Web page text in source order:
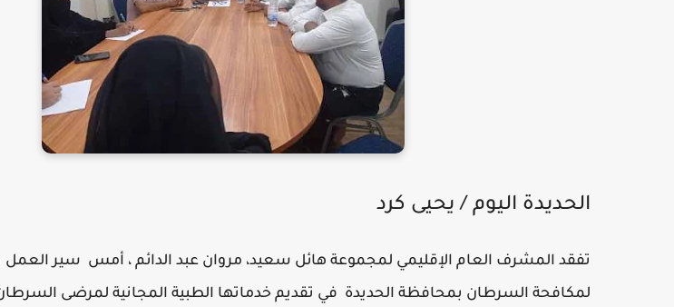
الحديدة اليوم / يحيى كرد
تفقد المشرف العام الإقليمي لمجموعة هائل سعيد، مروان عبد الدائم ، أمس سير
لمكافحة السرطان بمحافظة الحديدة في تقديم خدماتها الطبية المجانية لمرضى